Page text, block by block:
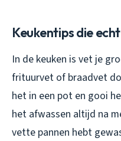
Keukentips die
In de keuken is vet je
frituurvet of braadvet
het in een pot en gooi
het afwassen altijd na
vette pannen hebt